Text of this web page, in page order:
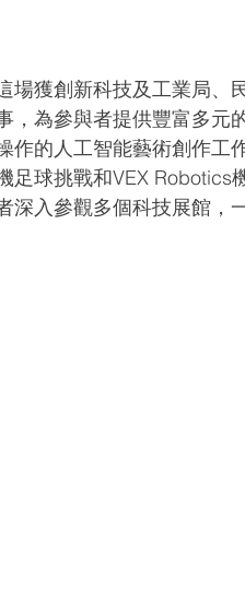
場獲創新科技及工業局、
，為參與者提供豐富多元
作的人工智能藝術創作工
足球挑戰和VEX Robotics
深入參觀多個科技展館，